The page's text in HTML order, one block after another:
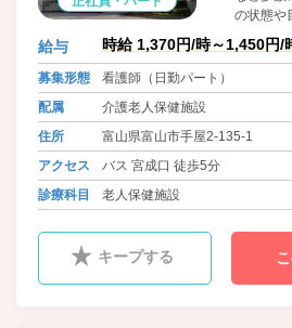
の状態や
し、日
す。利用
ーと連携
給与 時給 1,370円/時～1,450円/
募集形態
看護師（日勤パート）
配属
介護老人保健施設
住所
富山県富山市手屋2-135-1
アクセス
バス 宮成口 徒歩5分
診療科目
老人保健施設
キープする